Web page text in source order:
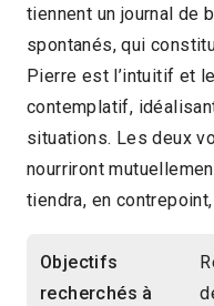
tiennent un journal de
spontanés, qui
Pierre est l’intuitif et
contemplatif,
situations. Les deux
nourriront
tiendra, en
Objectifs
recherchés à